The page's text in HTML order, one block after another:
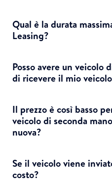
Qual è la durata
Leasing?
Posso avere un veicolo
di ricevere il mio
Il prezzo è così basso
veicolo di seconda
nuova?
Se il veicolo viene
costo?